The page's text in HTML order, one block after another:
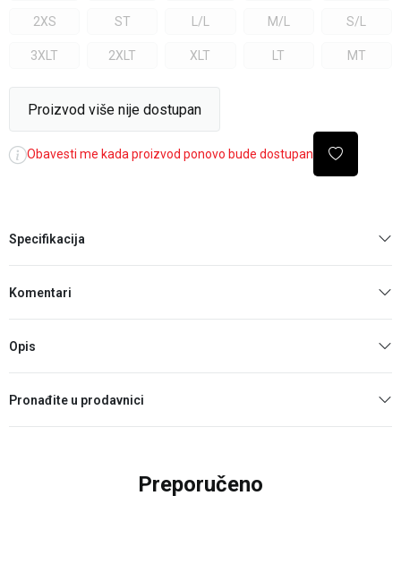
2XS ST L/L M/L S/L
3XLT 2XLT XLT LT MT
Proizvod više nije dostupan
Obavesti me kada proizvod ponovo bude dostupan
Specifikacija
Komentari
Opis
Pronađite u prodavnici
Preporučeno